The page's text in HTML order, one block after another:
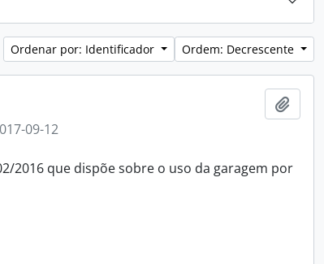
Ordenar por: Identificador Ordem: Decrescente
09-12
2016 que dispõe sobre o uso da garagem por